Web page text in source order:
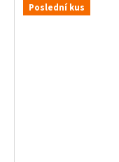
Poslední kus